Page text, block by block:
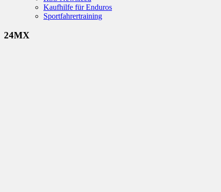
Kaufhilfe für Enduros
Sportfahrertraining
24MX